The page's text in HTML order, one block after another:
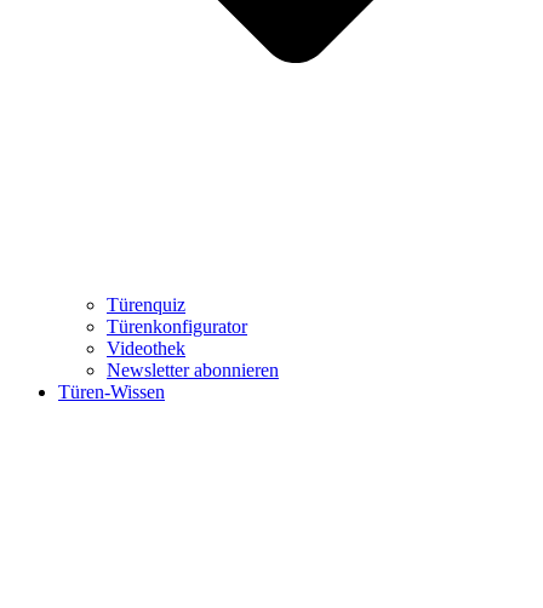
Türenquiz
Türenkonfigurator
Videothek
Newsletter abonnieren
Türen-Wissen